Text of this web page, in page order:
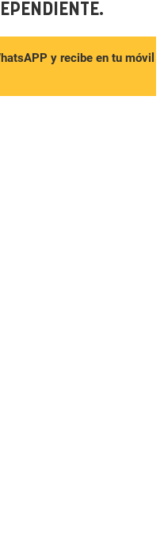
y recibe en tu móvil